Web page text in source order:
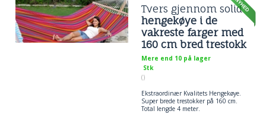
Tvers gjennom solid
hengekøye i de
vakreste farger med
160 cm bred trestokk
Mere end 10 på lager
Stk
()
Ekstraordinær Kvalitets Hengekøye.
Super brede trestokker på 160 cm.
Total lengde 4 meter.